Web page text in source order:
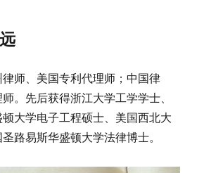
师、美国专利代理师；中国律
。先后获得浙江大学工学学士、
大学电子工程硕士、美国西北大
路易斯华盛顿大学法律博士。